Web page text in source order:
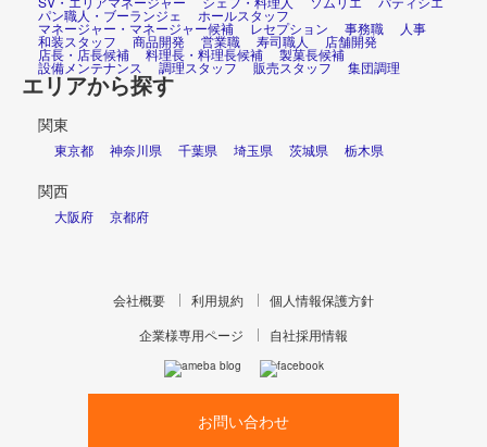
パン職人・ブーランジェ ホールスタッフ
マネージャー・マネージャー候補 レセプション 事務職 人事
和装スタッフ 商品開発 営業職 寿司職人 店舗開発
店長・店長候補 料理長・料理長候補 製菓長候補
設備メンテナンス 調理スタッフ 販売スタッフ 集団調理
エリアから探す
関東
東京都 神奈川県 千葉県 埼玉県 茨城県 栃木県
関西
大阪府 京都府
会社概要 利用規約
個人情報保護方針
企業様専用ページ
自社採用情報
お問い合わせ